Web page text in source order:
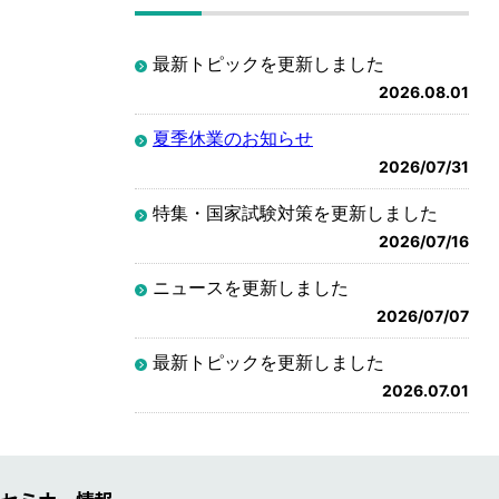
最新トピックを更新しました
2026.08.01
夏季休業のお知らせ
2026/07/31
特集・国家試験対策を更新しました
2026/07/16
ニュースを更新しました
2026/07/07
最新トピックを更新しました
2026.07.01